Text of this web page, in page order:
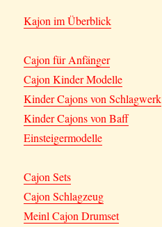
Kajon im Überblick
Cajon für Anfänger
Cajon Kinder Modelle
Kinder Cajons von Schlagwerk
Kinder Cajons von Baff
Einsteigermodelle
Cajon Sets
Cajon Schlagzeug
Meinl Cajon Drumset